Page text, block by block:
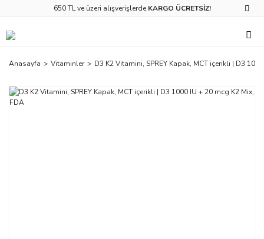
650 TL ve üzeri alışverişlerde KARGO ÜCRETSİZ!
Anasayfa Vitaminler D3 K2 Vitamini, SPREY Kapak, MCT içerikli | D3